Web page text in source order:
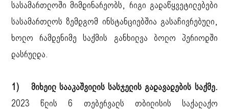
სასამართლოში მიმდინარეობს, რიგი გადაწყვეტილებები
სასამართლოს ზემდგომ ინსტანციებშია გასაჩივრებული,
ხოლო რამდენიმე საქმის განხილვა ბოლო პერიოდში
დასრულდა.
1) მიხეილ სააკაშვილის სასჯელის გადავადების საქმე.
2023 წლის 6 თებერვალს თბილისის საქალაქო